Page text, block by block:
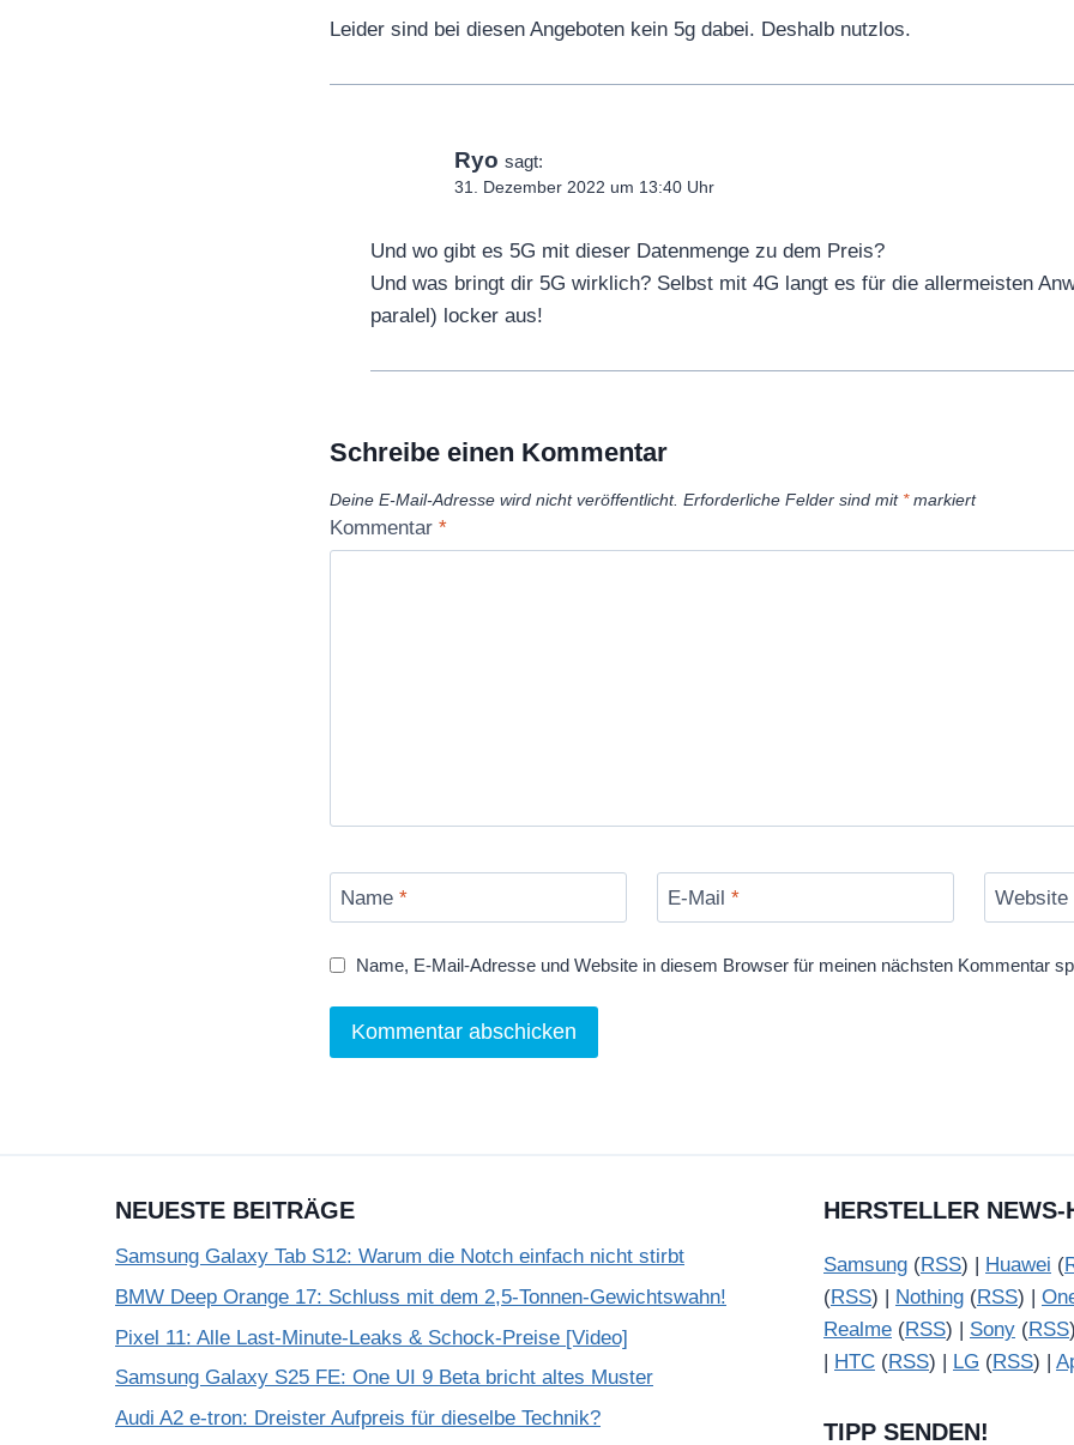
Leider sind bei diesen Angeboten kein 5g dabei. Deshalb nutzlos.
Ryo sagt:
31. Dezember 2022 um 13:40 Uhr
Und wo gibt es 5G mit dieser Datenmenge zu dem Preis?
Und was bringt dir 5G wirklich? Selbst mit 4G langt es für die allermeisten
paralel) locker aus!
Schreibe einen Kommentar
Deine E-Mail-Adresse wird nicht veröffentlicht. Erforderliche Felder sind mit *markiert
Kommentar *
Name * E-Mail * Website
Name, E-Mail-Adresse und Website in diesem Browser für meinen nächsten Kommentar
NEUESTE BEITRÄGE
Samsung Galaxy Tab S12: Warum die Notch einfach nicht stirbt
BMW Deep Orange 17: Schluss mit dem 2,5-Tonnen-Gewichtswahn!
Pixel 11: Alle Last-Minute-Leaks & Schock-Preise [Video]
Samsung Galaxy S25 FE: One UI 9 Beta bricht altes Muster
Audi A2 e-tron: Dreister Aufpreis für dieselbe Technik?
HERSTELLER NEWS-
Samsung (RSS) | Huawei (
(RSS) | Nothing (RSS) |
Realme (RSS) | Sony (RSS
| HTC (RSS) | LG (RSS) |
TIPP SENDEN!